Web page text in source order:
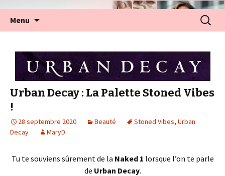
Menu
Urban Decay : La Palette Stoned Vibes
!
28 septembre 2020 Beauté Stoned Vibes, Urban
Decay
MaryD
Tu te souviens sûrement de la Naked 1 lorsque l’on te parle
de Urban Decay.